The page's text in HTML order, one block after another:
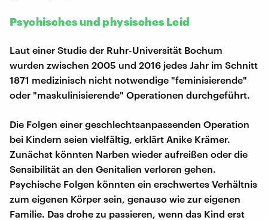
Psychisches und physisches Leid
Laut einer Studie der Ruhr-Universität Bochum
wurden zwischen 2005 und 2016 jedes Jahr im Schnitt
1871 medizinisch nicht notwendige "feminisierende"
oder "maskulinisierende" Operationen durchgeführt.
Die Folgen einer geschlechtsanpassenden Operation
bei Kindern seien vielfältig, erklärt Anike Krämer.
Zunächst könnten Narben wieder aufreißen oder die
Sensibilität an den Genitalien verloren gehen.
Psychische Folgen könnten ein erschwertes Verhältnis
zum eigenen Körper sein, genauso wie zur eigenen
Familie. Das drohe zu passieren, wenn das Kind erst